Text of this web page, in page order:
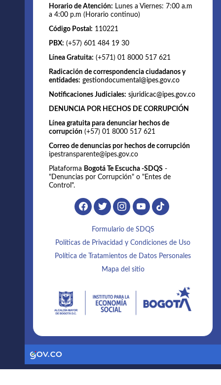
Horario de Atención: Lunes a Viernes: 7:00 a.m
a 4:00 p.m (Horario continuo)
Código Postal: 110221
PBX: (+57) 601 484 19 30
Línea Gratuita: (+571) 01 8000 517 621
Radicación de correspondencia ciudadanos y
entidades: gestiondocumental@ipes.gov.co
Notificaciones Judiciales: sjuridicac@ipes.gov.co
DENUNCIA POR HECHOS DE CORRUPCIÓN
Línea gratuita para denunciar hechos de
corrupción (+57) 01 8000 517 621
Correo de denuncias por hechos de corrupción
ipestransparente@ipes.gov.co
Plataforma Bogotá Te Escucha -SDQS -
"Denuncias por Corrupción" o "Entes de
Control".
Formulario de SDQS
Políticas de Privacidad y Condiciones de Uso
Política de Tratamientos de Datos Personales
Mapa del sitio